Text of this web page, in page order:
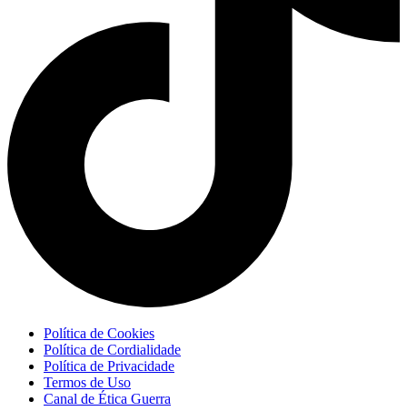
Política de Cookies
Política de Cordialidade
Política de Privacidade
Termos de Uso
Canal de Ética Guerra